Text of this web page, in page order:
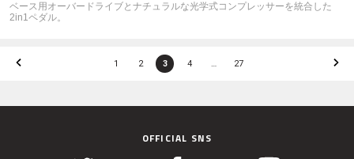
ベース用オーバードライブとナチュラルな光学式コンプレッサーを統合した
2in1ペダル。
1 2 3 4 … 27
OFFICIAL SNS